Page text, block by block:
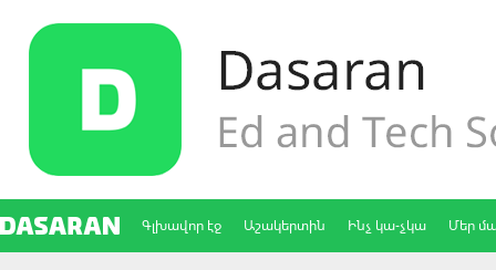
Գլխավոր էջ Աշակերտին Ինչ կա-չկա Մեր